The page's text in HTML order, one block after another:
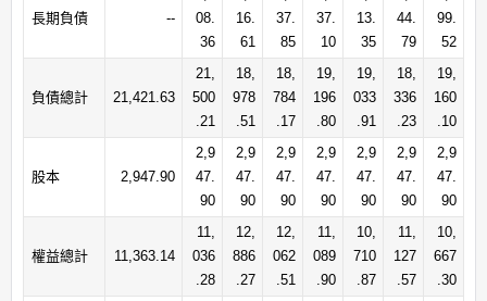
長期負債 --
08.
36
16.
61
37.
85
37.
10
13.
35
44.
79
99.
52
負債總計 21,421.63
21,
500
.21
18,
978
.51
18,
784
.17
19,
196
.80
19,
033
.91
18,
336
.23
19,
160
.10
股本 2,947.90
2,9
47.
90
2,9
47.
90
2,9
47.
90
2,9
47.
90
2,9
47.
90
2,9
47.
90
2,9
47.
90
權益總計 11,363.14
11,
036
.28
12,
886
.27
12,
062
.51
11,
089
.90
10,
710
.87
11,
127
.57
10,
667
.30